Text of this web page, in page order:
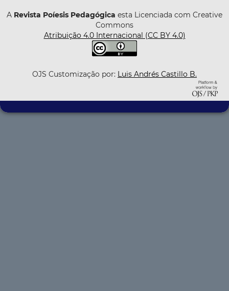
A Revista Poíesis Pedagógica esta Licenciada com Creative
Commons
Atribuição 4.0 Internacional (CC BY 4.0)
OJS Customização por: Luis Andrés Castillo B.